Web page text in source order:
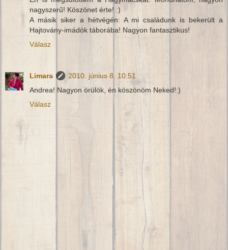
nagyszerű! Köszönet érte! :)
A másik siker a hétvégén: A mi családunk is bekerült a
Hajtovány-imádók táborába! Nagyon fantasztikus!
Válasz
Limara
2010. június 8. 10:51
Andrea! Nagyon örülök, én köszönöm Neked!:)
Válasz